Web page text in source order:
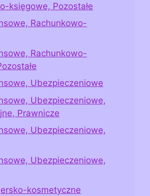
księgowe, Pozostałe
Rachunkowo-
Rachunkowo-
Ubezpieczeniowe
Ubezpieczeniowe,
Prawnicze
Ubezpieczeniowe,
Ubezpieczeniowe,
kosmetyczne